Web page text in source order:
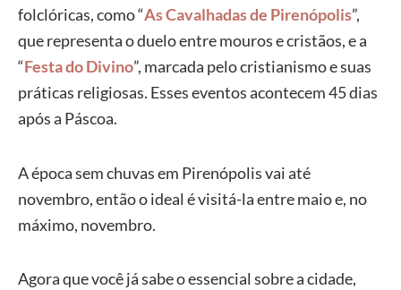
folclóricas, como “As Cavalhadas de Pirenópolis”,
que representa o duelo entre mouros e cristãos, e a
“Festa do Divino”, marcada pelo cristianismo e suas
práticas religiosas. Esses eventos acontecem 45 dias
após a Páscoa.
A época sem chuvas em Pirenópolis vai até
novembro, então o ideal é visitá-la entre maio e, no
máximo, novembro.
Agora que você já sabe o essencial sobre a cidade,